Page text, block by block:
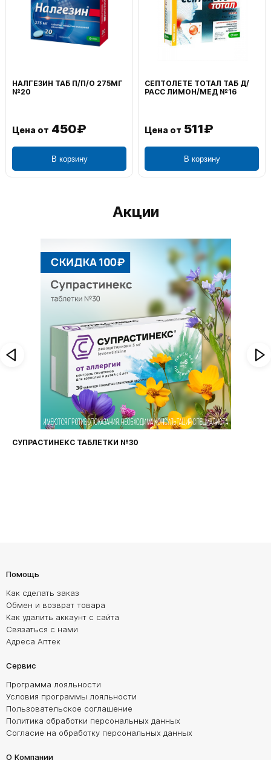
НАЛГЕЗИН ТАБ П/П/О 275МГ
№20
Цена от 450₽
В корзину
СЕПТОЛЕТЕ ТОТАЛ ТАБ Д/
РАСС ЛИМОН/МЕД №16
Цена от 511₽
В корзину
Акции
СУПРАСТИНЕКС ТАБЛЕТКИ №30
Помощь
Как сделать заказ
Обмен и возврат товара
Как удалить аккаунт с сайта
Связаться с нами
Адреса Аптек
Сервис
Программа лояльности
Условия программы лояльности
Пользовательское соглашение
Политика обработки персональных данных
Согласие на обработку персональных данных
О Компании